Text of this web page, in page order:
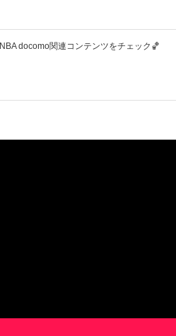
NBA docomo関連コンテンツをチェック🏀